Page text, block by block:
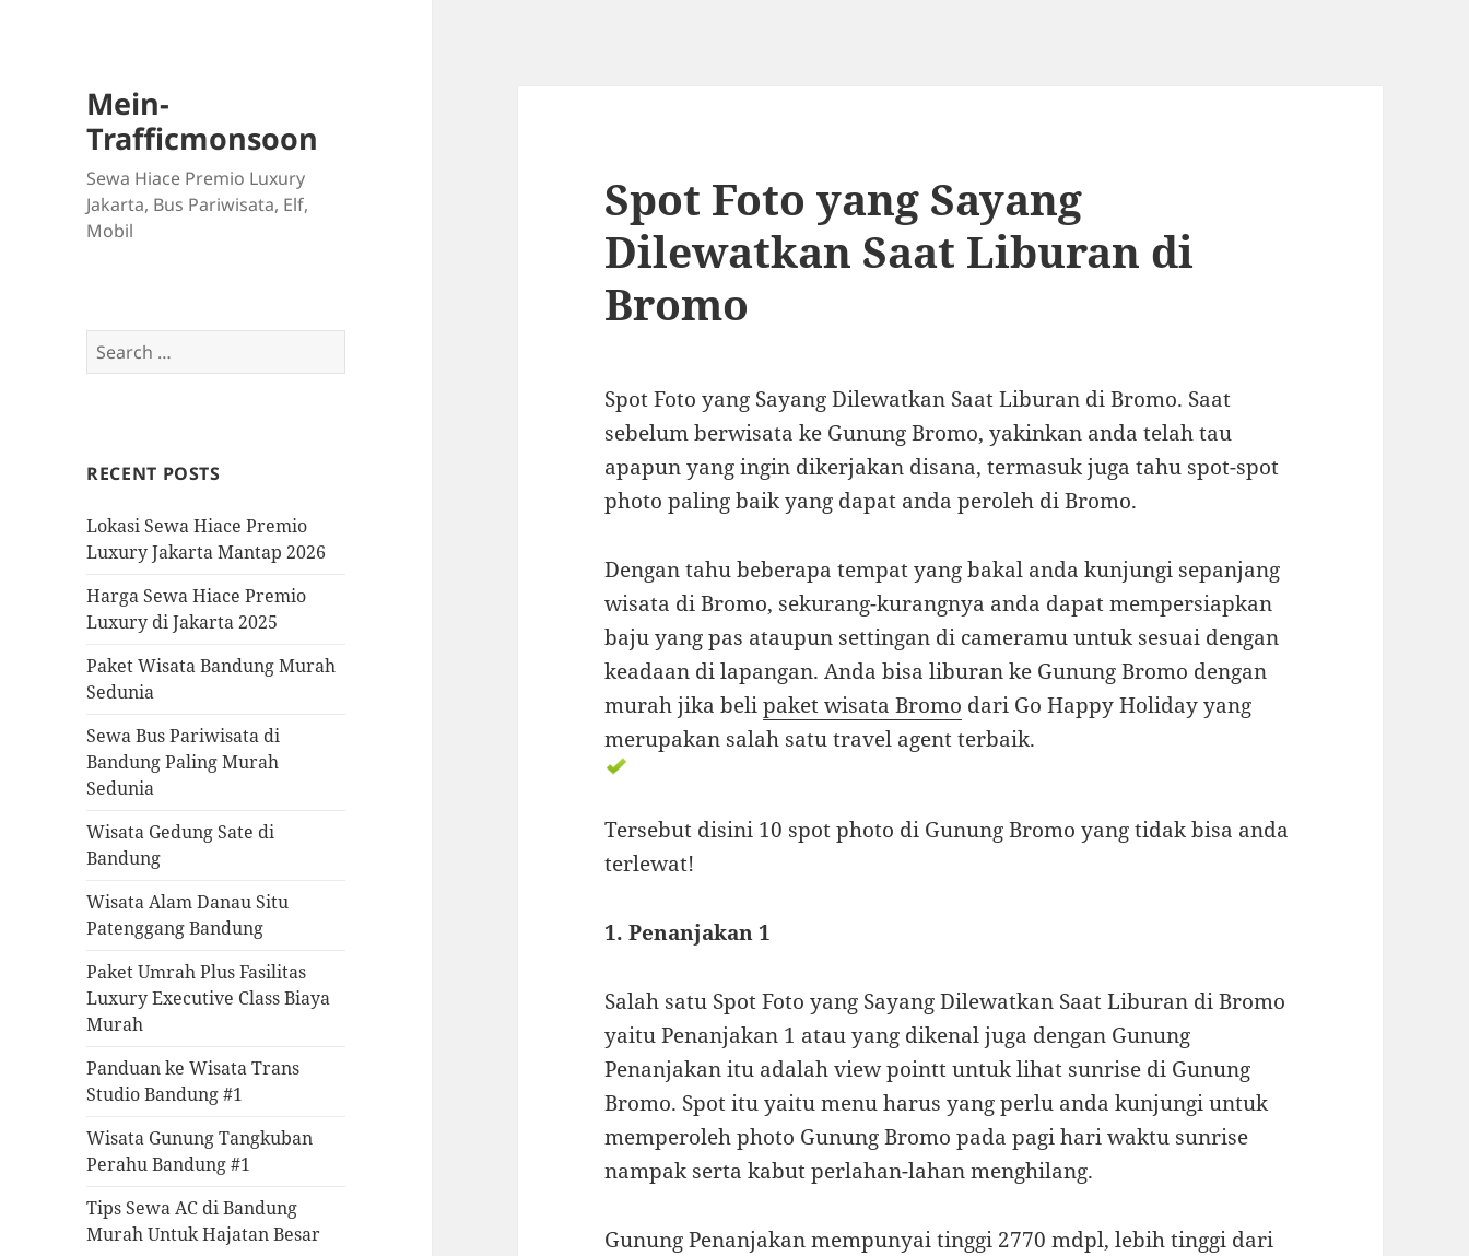
Mein-
Trafficmonsoon
Sewa Hiace Premio Luxury
Jakarta, Bus Pariwisata, Elf,
Mobil
Search
for:
RECENT POSTS
Lokasi Sewa Hiace Premio
Luxury Jakarta Mantap 2026
Harga Sewa Hiace Premio
Luxury di Jakarta 2025
Paket Wisata Bandung Murah
Sedunia
Sewa Bus Pariwisata di
Bandung Paling Murah
Sedunia
Wisata Gedung Sate di
Bandung
Wisata Alam Danau Situ
Patenggang Bandung
Paket Umrah Plus Fasilitas
Luxury Executive Class Biaya
Murah
Panduan ke Wisata Trans
Studio Bandung #1
Wisata Gunung Tangkuban
Perahu Bandung #1
Tips Sewa AC di Bandung
Murah Untuk Hajatan Besar
Spot Foto yang Sayang
Dilewatkan Saat Liburan di
Bromo
Spot Foto yang Sayang Dilewatkan Saat Liburan di Bromo. Saat
sebelum berwisata ke Gunung Bromo, yakinkan anda telah tau
apapun yang ingin dikerjakan disana, termasuk juga tahu spot-spot
photo paling baik yang dapat anda peroleh di Bromo.
Dengan tahu beberapa tempat yang bakal anda kunjungi sepanjang
wisata di Bromo, sekurang-kurangnya anda dapat mempersiapkan
baju yang pas ataupun settingan di cameramu untuk sesuai dengan
keadaan di lapangan. Anda bisa liburan ke Gunung Bromo dengan
murah jika belipaket wisata Bromo dari Go Happy Holiday yang
merupakan salah satu travel agent terbaik.
Tersebut disini 10 spot photo di Gunung Bromo yang tidak bisa anda
terlewat!
1. Penanjakan 1
Salah satu Spot Foto yang Sayang Dilewatkan Saat Liburan di Bromo
yaitu Penanjakan 1 atau yang dikenal juga dengan Gunung
Penanjakan itu adalah view pointt untuk lihat sunrise di Gunung
Bromo. Spot itu yaitu menu harus yang perlu anda kunjungi untuk
memperoleh photo Gunung Bromo pada pagi hari waktu sunrise
nampak serta kabut perlahan-lahan menghilang.
Gunung Penanjakan mempunyai tinggi 2770 mdpl, lebih tinggi dari